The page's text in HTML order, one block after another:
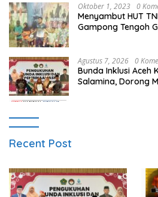
Oktober 1, 2023 0
Menyambut HUT
Gampong Tengoh
Agustus 7, 2026 0
Bunda Inklusi Aceh
Salamina, Dorong
Recent Post